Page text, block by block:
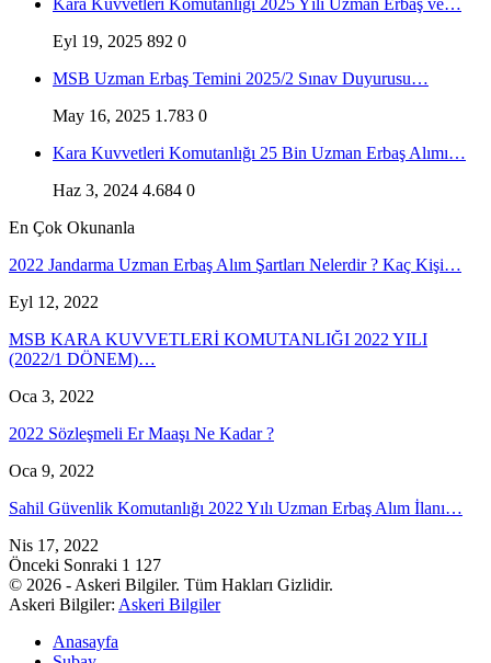
Kara Kuvvetleri Komutanlığı 2025 Yılı Uzman Erbaş ve…
Eyl 19, 2025 892 0
MSB Uzman Erbaş Temini 2025/2 Sınav Duyurusu…
May 16, 2025 1.783 0
Kara Kuvvetleri Komutanlığı 25 Bin Uzman Erbaş Alımı…
Haz 3, 2024 4.684 0
En Çok Okunanla
2022 Jandarma Uzman Erbaş Alım Şartları Nelerdir ? Kaç Kişi…
Eyl 12, 2022
MSB KARA KUVVETLERİ KOMUTANLIĞI 2022 YILI
(2022/1 DÖNEM)…
Oca 3, 2022
2022 Sözleşmeli Er Maaşı Ne Kadar ?
Oca 9, 2022
Sahil Güvenlik Komutanlığı 2022 Yılı Uzman Erbaş Alım İlanı…
Nis 17, 2022
Önceki Sonraki 1 127
© 2026 - Askeri Bilgiler. Tüm Hakları Gizlidir.
Askeri Bilgiler: Askeri Bilgiler
Anasayfa